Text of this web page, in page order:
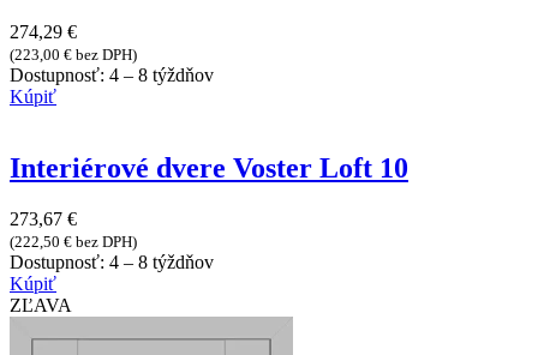
274,29 €
(223,00 € bez DPH)
Dostupnosť: 4 – 8 týždňov
Kúpiť
Interiérové dvere Voster Loft 10
273,67 €
(222,50 € bez DPH)
Dostupnosť: 4 – 8 týždňov
Kúpiť
ZĽAVA